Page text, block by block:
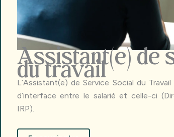
Assistant(e) de
du travail
L’Assistant(e) de Service Social du
d’interface entre le salarié et celle-ci
IRP).